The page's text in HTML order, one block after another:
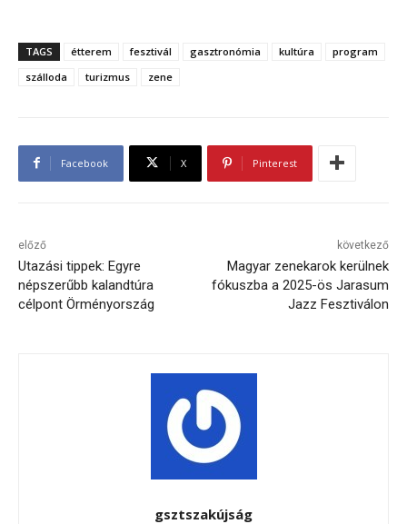
TAGS étterem fesztivál gasztronómia kultúra
program
szálloda
turizmus zene
Facebook X Pinterest
előző
Utazási tippek: Egyre
népszerűbb kalandtúra
célpont Örményország
következő
Magyar zenekarok kerülnek
fókuszba a 2025-ös Jarasum
Jazz Fesztiválon
gsztszakújság